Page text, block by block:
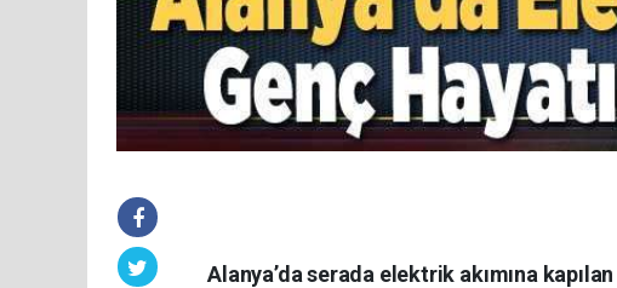
Alanya’da serada elektrik akımına